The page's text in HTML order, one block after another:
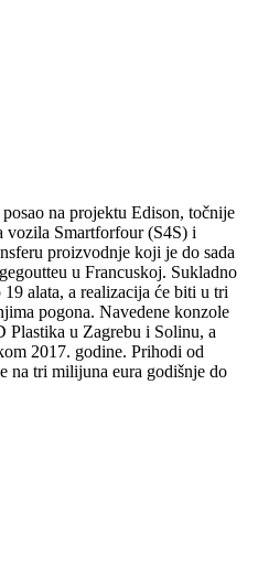
na projektu Edison, točnije
vozila Smartforfour (S4S) i
proizvodnje koji je do sada
u Francuskoj. Sukladno
alata, a realizacija će biti u tri
pogona. Navedene konzole
Plastika u Zagrebu i Solinu, a
2017. godine. Prihodi od
na tri milijuna eura godišnje do